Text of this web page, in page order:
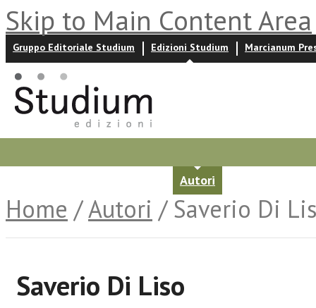
Skip to Main Content Area
Gruppo Editoriale Studium Edizioni Studium Marcianum
Autori
Home /Autori / Saverio Di
Saverio Di Liso